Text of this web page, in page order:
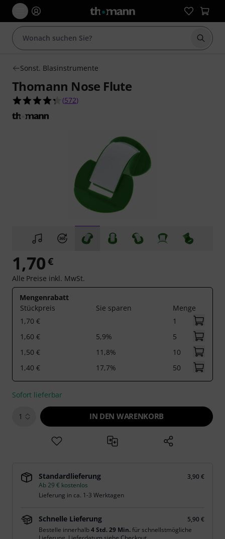
Suche
Sonst. Blasinstrumente
Thomann Nose Flute
4.3 von 5 Sternen aus 572 Kundenbewertungen
(572)
1,70€
Alle Preise inkl. MwSt.
Mengenrabatt
Stückpreis
Sie sparen
Menge
1,70 €
1
1,60 €
5,9%
5
1,50 €
11,8%
10
1,40 €
17,7% 50
Sofort lieferbar
1 IN DEN WARENKORB
Standardlieferung
3,90 €
Ab 29 € kostenlos
Lieferung in ca. 1-3 Werktagen
Schnelle Lieferung
5,90 €
Bestelle innerhalb4 Std. 29 Min.für schnellstmögliche